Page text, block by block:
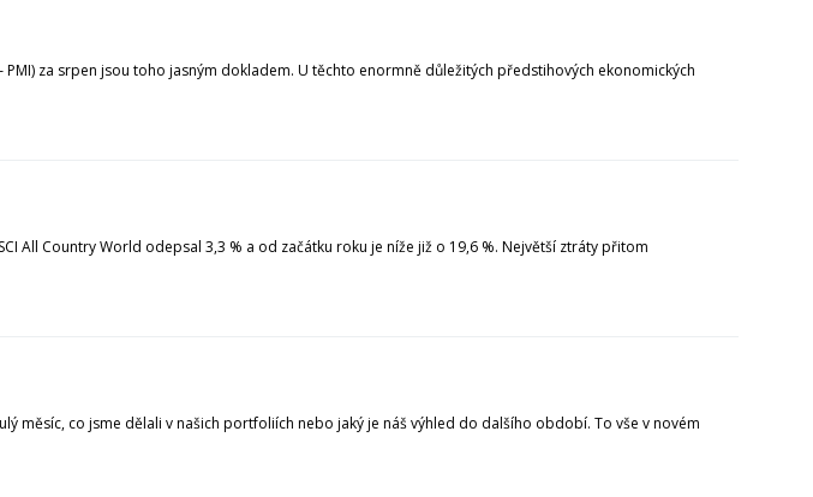
za srpen jsou toho jasným dokladem. U těchto enormně důležitých předstihových ekonomických
All Country World odepsal 3,3 % a od začátku roku je níže již o 19,6 %. Největší ztráty přitom
měsíc, co jsme dělali v našich portfoliích nebo jaký je náš výhled do dalšího období. To vše v novém